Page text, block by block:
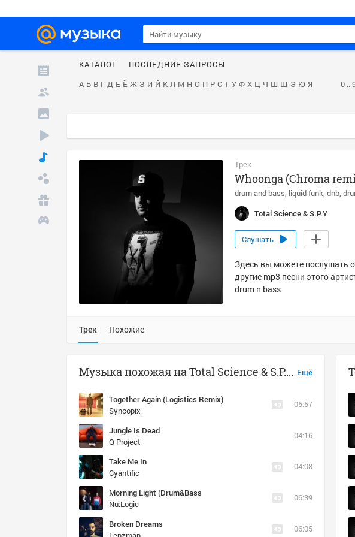
КАТАЛОГ
ПОСЛЕДНИЕ ЗАПРОСЫ
А Б В Г Д Е Ё Ж З И Й К Л М Н О П Р С Т У Ф Х Ц Ч Ш Щ Э Ю Я 0 ..
Трек
Whoonga (Chroma
drum and bass liquid funk dnb
Total Science & S.P.Y
Слушать
Здесь вы можете послушать
другие mp3 песни этого
drum n bass
Трек Похожие
Ещё
Музыка похожая на Total Science & S.P.Y - Whoonga (Chroma remix)
Together Again (Logistics Remix)
Syncopix
05:57
Jungle Is Dead
Q Project
04:16
Take Me In
Cyantific
04:08
Morning Light (Drum&Bass
Nu:Logic
06:39
Broken Dreams
06:05